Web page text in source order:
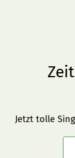
Jetzt tolle